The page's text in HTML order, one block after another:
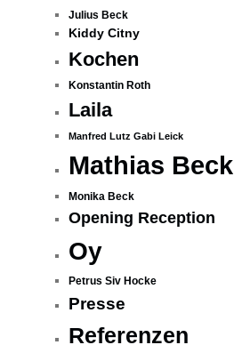
Julius Beck
Kiddy Citny
Kochen
Konstantin Roth
Laila
Manfred Lutz Gabi Leick
Mathias Beck
Monika Beck
Opening Reception
Oy
Petrus Siv Hocke
Presse
Referenzen